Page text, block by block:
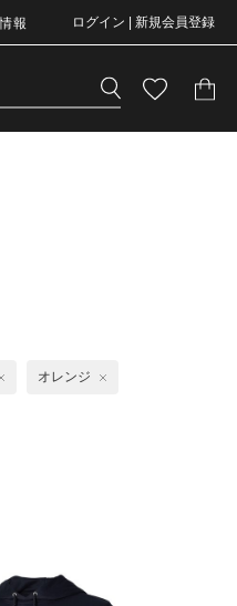
報 ログイン | 新規会員登録
オレンジ